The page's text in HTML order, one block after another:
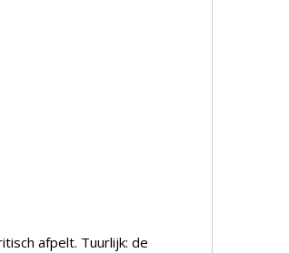
afpelt. Tuurlijk: de